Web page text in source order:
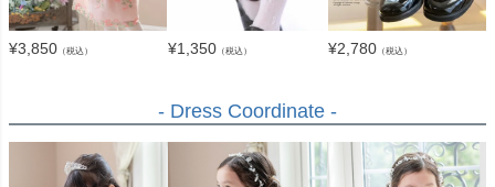
¥3,850 （税込） ¥1,350 （税込） ¥2,780（税込）
- Dress Coordinate -